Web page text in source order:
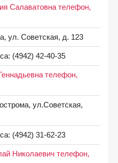
Салаватовна телефон,
ул. Советская, д. 123
(4942) 42-40-35
телефон,
ул.Советская,
(4942) 31-62-23
Николаевич телефон,